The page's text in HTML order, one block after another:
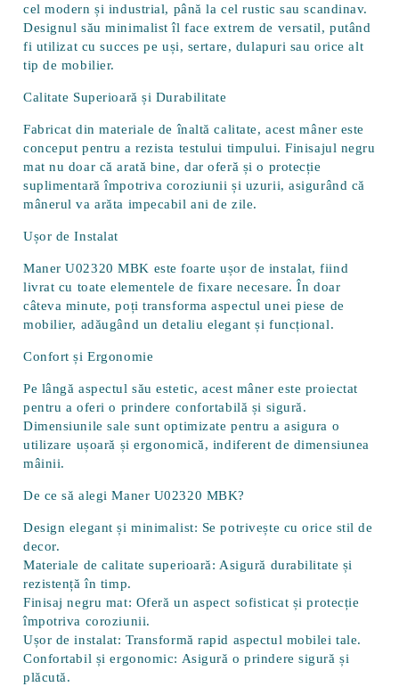
cel modern și industrial, până la cel rustic sau scandinav.
Designul său minimalist îl face extrem de versatil, putând
fi utilizat cu succes pe uși, sertare, dulapuri sau orice alt
tip de mobilier.
Calitate Superioară și Durabilitate
Fabricat din materiale de înaltă calitate, acest mâner este
conceput pentru a rezista testului timpului. Finisajul negru
mat nu doar că arată bine, dar oferă și o protecție
suplimentară împotriva coroziunii și uzurii, asigurând că
mânerul va arăta impecabil ani de zile.
Ușor de Instalat
Maner U02320 MBK este foarte ușor de instalat, fiind
livrat cu toate elementele de fixare necesare. În doar
câteva minute, poți transforma aspectul unei piese de
mobilier, adăugând un detaliu elegant și funcțional.
Confort și Ergonomie
Pe lângă aspectul său estetic, acest mâner este proiectat
pentru a oferi o prindere confortabilă și sigură.
Dimensiunile sale sunt optimizate pentru a asigura o
utilizare ușoară și ergonomică, indiferent de dimensiunea
mâinii.
De ce să alegi Maner U02320 MBK?
Design elegant și minimalist: Se potrivește cu orice stil de
decor.
Materiale de calitate superioară: Asigură durabilitate și
rezistență în timp.
Finisaj negru mat: Oferă un aspect sofisticat și protecție
împotriva coroziunii.
Ușor de instalat: Transformă rapid aspectul mobilei tale.
Confortabil și ergonomic: Asigură o prindere sigură și
plăcută.